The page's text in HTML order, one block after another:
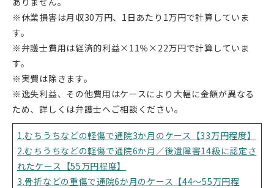
※休業損害は月収30万円、1日あたり1万円で計算していま
す。
※弁護士費用は経済的利益×11％×22万円で計算していま
す。
※実費は除きます。
※逸失利益、その他費用はケースにより大幅に金額が異なる
ため、詳しくは弁護士へご相談ください。
1.むちうちなどの軽傷で通院3か月のケース【33万円程度】
2.むちうちなどの軽傷で通院6か月／後遺障害14級に認定さ
れたケース【55万円程度】
3.骨折などの重傷で通院6か月のケース【44～55万円程